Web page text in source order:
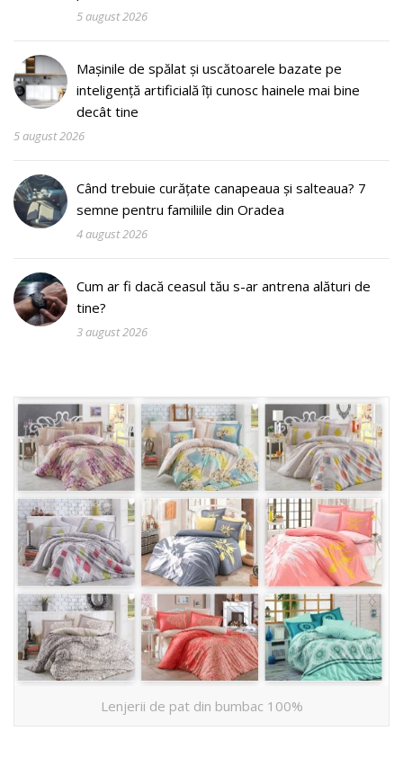
5 august 2026
Mașinile de spălat și uscătoarele bazate pe
inteligență artificială îți cunosc hainele mai bine
decât tine
5 august 2026
Când trebuie curățate canapeaua și salteaua? 7
semne pentru familiile din Oradea
4 august 2026
Cum ar fi dacă ceasul tău s-ar antrena alături de
tine?
3 august 2026
Lenjerii de pat din bumbac 100%